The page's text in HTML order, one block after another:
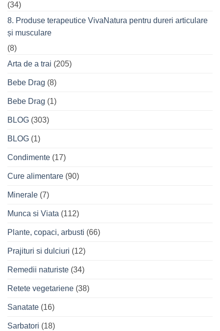
(34)
8. Produse terapeutice VivaNatura pentru dureri articulare
și musculare
(8)
Arta de a trai (205)
Bebe Drag (8)
Bebe Drag (1)
BLOG (303)
BLOG (1)
Condimente (17)
Cure alimentare (90)
Minerale (7)
Munca si Viata (112)
Plante, copaci, arbusti (66)
Prajituri si dulciuri (12)
Remedii naturiste (34)
Retete vegetariene (38)
Sanatate (16)
Sarbatori (18)